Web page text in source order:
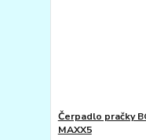
Čerpadlo pračky
MAXX5